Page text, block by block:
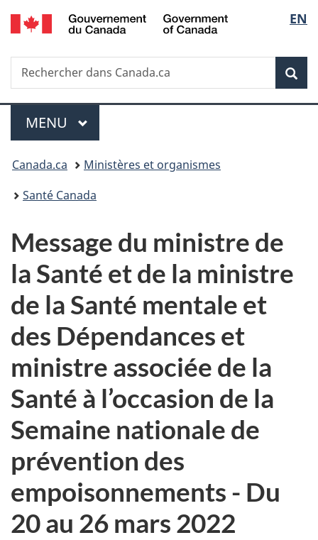
Passer
au
principal
Passer
à
Au
du
Passer
à
version
simplifiée
de
la
EN
Recherche
Rechercher
dans
Menu
MENU PRINCIPAL
Vous
êtes
Canada.ca
Ministères et organismes
Santé Canada
Message du ministre de
la Santé et de la ministre
de la Santé mentale et
des Dépendances et
ministre associée de la
Santé à l’occasion de la
Semaine nationale de
prévention des
empoisonnements - Du
20 au 26 mars 2022